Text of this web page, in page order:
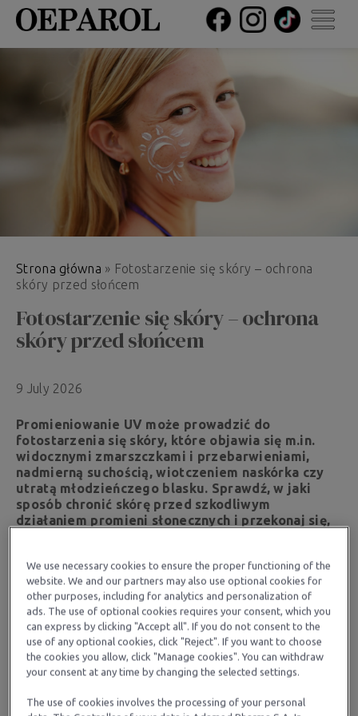
Strona główna » Fotostarzenie się skóry – ochrona
skóry przed słońcem
Fotostarzenie się skóry – ochrona
skóry przed słońcem
9 July 2026
Promieniowanie UV może prowadzić do
fotostarzenia się skóry, które objawia się m.in.
widocznymi zmarszczkami i przebarwieniami,
nadmierną suchością, wiotczeniem naskórka czy
utratą młodzieńczego blasku. Sprawdź, w jaki
sposób chronić skórę przed szkodliwym
działaniem promieni słonecznych i przekonaj się,
Spis treści
Na czym polega fotostarzenie się skóry?
Objawy fotostarzenia się skóry
sposoby na zniwelowanie jego szkodliwego dz
We use necessary cookies to ensure the proper functioning of the
website. We and our partners may also use optional cookies for
other purposes, including for analytics and personalization of
ads. The use of optional cookies requires your consent, which you
can express by clicking "Accept all". If you do not consent to the
use of any optional cookies, click "Reject". If you want to choose
the cookies you allow, click "Manage cookies". You can withdraw
your consent at any time by changing the selected settings.
The use of cookies involves the processing of your personal